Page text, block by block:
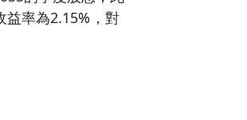
益率為2.15%，對